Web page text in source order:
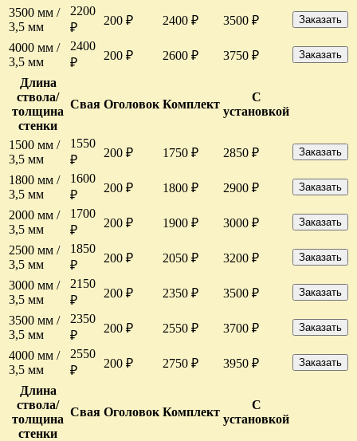
3500 мм /
3,5 мм
2200
₽
200 ₽ 2400 ₽ 3500 ₽ Заказать
4000 мм /
3,5 мм
2400
₽
200 ₽ 2600 ₽ 3750 ₽ Заказать
Длина
ствола/
толщина
стенки
Свая Оголовок Комплект
С
установкой
1500 мм /
3,5 мм
1550
₽
200 ₽ 1750 ₽ 2850 ₽ Заказать
1800 мм /
3,5 мм
1600
₽
200 ₽ 1800 ₽ 2900 ₽ Заказать
2000 мм /
3,5 мм
1700
₽
200 ₽ 1900 ₽ 3000 ₽ Заказать
2500 мм /
3,5 мм
1850
₽
200 ₽ 2050 ₽ 3200 ₽ Заказать
3000 мм /
3,5 мм
2150
₽
200 ₽ 2350 ₽ 3500 ₽ Заказать
3500 мм /
3,5 мм
2350
₽
200 ₽ 2550 ₽ 3700 ₽ Заказать
4000 мм /
3,5 мм
2550
₽
200 ₽ 2750 ₽ 3950 ₽ Заказать
Длина
ствола/
толщина
стенки
Свая Оголовок Комплект
С
установкой